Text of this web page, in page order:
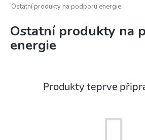
Ostatní produkty na podporu energie
Ostatní produkty na
energie
Produkty teprve